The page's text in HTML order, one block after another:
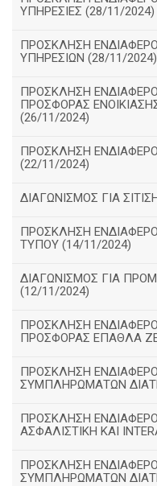
ΥΠΗΡΕΣΙΕΣ (28/11/2024)
ΠΡΟΣΚΛΗΣΗ
ΥΠΗΡΕΣΙΩΝ (28/11/2024)
ΠΡΟΣΚΛΗΣΗ
ΠΡΟΣΦΟΡΑΣ
(26/11/2024)
ΠΡΟΣΚΛΗΣΗ
(22/11/2024)
ΔΙΑΓΩΝΙΣΜΟΣ ΓΙΑ
ΠΡΟΣΚΛΗΣΗ
ΤΥΠΟΥ (14/11/2024)
ΔΙΑΓΩΝΙΣΜΟΣ ΓΙΑ
(12/11/2024)
ΠΡΟΣΚΛΗΣΗ
ΠΡΟΣΦΟΡΑΣ ΕΠΑΘΛΑ
ΠΡΟΣΚΛΗΣΗ
ΣΥΜΠΛΗΡΩΜΑΤΩΝ
ΠΡΟΣΚΛΗΣΗ
ΑΣΦΑΛΙΣΤΙΚΗ ΚΑΙ
ΠΡΟΣΚΛΗΣΗ
ΣΥΜΠΛΗΡΩΜΑΤΩΝ